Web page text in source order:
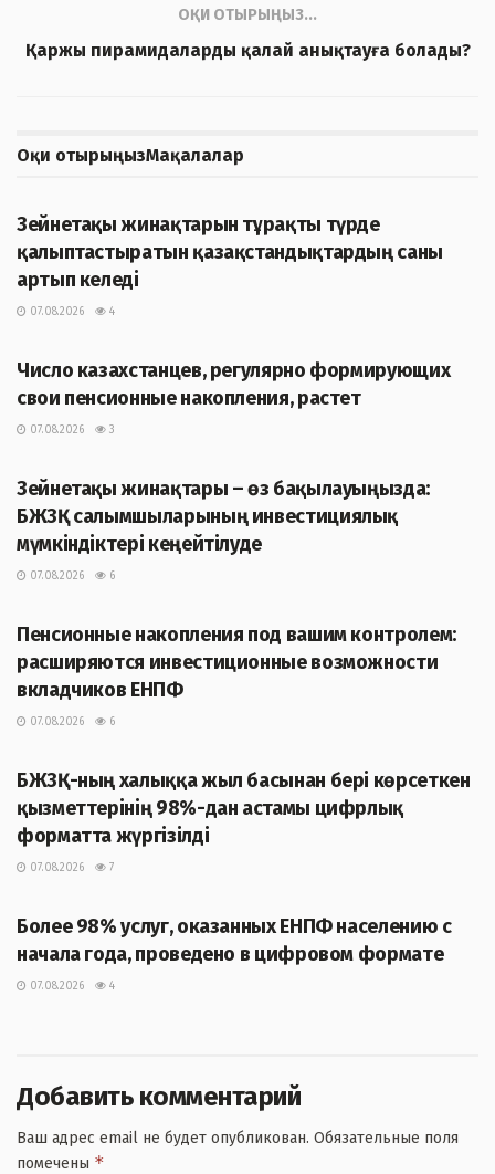
ОҚИ ОТЫРЫҢЫЗ...
Қаржы пирамидаларды қалай анықтауға болады?
Оқи отырыңызМақалалар
Зейнетақы жинақтарын тұрақты түрде
қалыптастыратын қазақстандықтардың саны
артып келеді
07.08.2026
4
Число казахстанцев, регулярно формирующих
свои пенсионные накопления, растет
07.08.2026
3
Зейнетақы жинақтары – өз бақылауыңызда:
БЖЗҚ салымшыларының инвестициялық
мүмкіндіктері кеңейтілуде
07.08.2026
6
Пенсионные накопления под вашим контролем:
расширяются инвестиционные возможности
вкладчиков ЕНПФ
07.08.2026
6
БЖЗҚ-ның халыққа жыл басынан бері көрсеткен
қызметтерінің 98%-дан астамы цифрлық
форматта жүргізілді
07.08.2026
7
Более 98% услуг, оказанных ЕНПФ населению с
начала года, проведено в цифровом формате
07.08.2026 4
Добавить комментарий
Ваш адрес email не будет опубликован. Обязательные поля
помечены *